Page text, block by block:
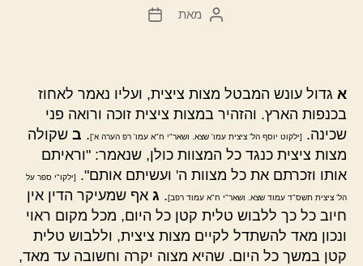
המחבר
מאת
תאריך
א גדול עונש המבטל מצות ציצית, ועליו נאמר לאחוז
בכנפות הארץ. והזהיר במצות ציצית זוכה ורואה פני
שכינה.
[ילקוט יוסף הל' ציצית עמו' שצא. ושאר"י ח"א עמו' רפ הערה א']. ב שקולה
מצות ציצית כנגד כל המצוות כולן, שנאמר: "וראיתם
אותו וזכרתם את כל מצוות ה' ועשיתם אותם".
[ילקו"י ספר על
הל' ציצית תשס"ד עמוד שצא. ושאר"י ח"א עמוד רפב]. ג אף שמעיקר הדין אין
חיוב כל כך ללבוש טלית קטן כל היום, מכל מקום ראוי
ונכון מאד להשתדל לקיים מצות ציצית, וללבוש טלית
קטן במשך כל היום. שהיא מצוה יקרה וחשובה עד מאד,